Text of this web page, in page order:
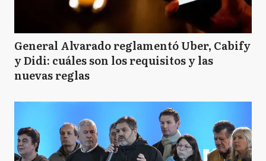
General Alvarado reglamentó Uber, Cabify
y Didi: cuáles son los requisitos y las
nuevas reglas